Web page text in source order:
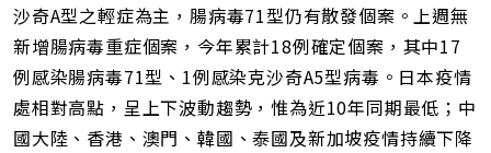
沙奇A型之輕症為主，腸病毒71型仍有散發個案。上週無
新增腸病毒重症個案，今年累計18例確定個案，其中17
例感染腸病毒71型、1例感染克沙奇A5型病毒。日本疫情
處相對高點，呈上下波動趨勢，惟為近10年同期最低；中
國大陸、香港、澳門、韓國、泰國及新加坡疫情持續下降